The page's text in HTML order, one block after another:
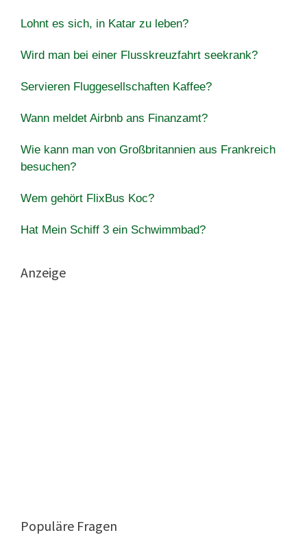
Lohnt es sich, in Katar zu leben?
Wird man bei einer Flusskreuzfahrt seekrank?
Servieren Fluggesellschaften Kaffee?
Wann meldet Airbnb ans Finanzamt?
Wie kann man von Großbritannien aus Frankreich
besuchen?
Wem gehört FlixBus Koc?
Hat Mein Schiff 3 ein Schwimmbad?
Anzeige
Populäre Fragen